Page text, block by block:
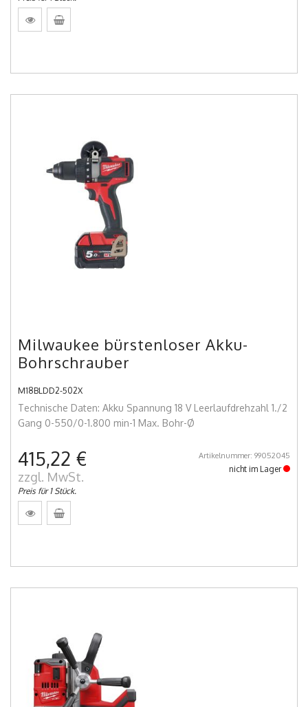
Milwaukee bürstenloser Akku-
Bohrschrauber
M18BLDD2-502X
Technische Daten: Akku Spannung 18 V Leerlaufdrehzahl 1./2
Gang 0-550/0-1.800 min-1 Max. Bohr-Ø
415,22 €
zzgl. MwSt.
Preis für 1 Stück.
Artikelnummer: 99052045
nicht im Lager